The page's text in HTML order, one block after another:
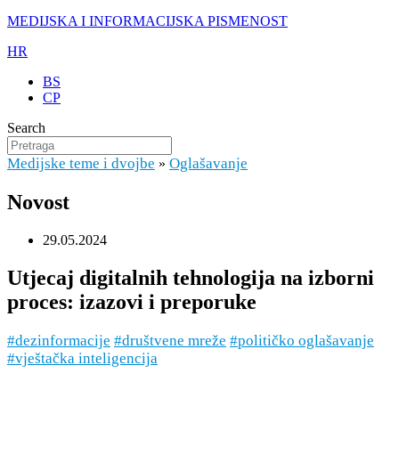
MEDIJSKA I INFORMACIJSKA PISMENOST
HR
BS
CP
Search
Medijske teme i dvojbe » Oglašavanje
Novost
29.05.2024
Utjecaj digitalnih tehnologija na izborni
proces: izazovi i preporuke
#dezinformacije #društvene mreže #političko oglašavanje
#vještačka inteligencija